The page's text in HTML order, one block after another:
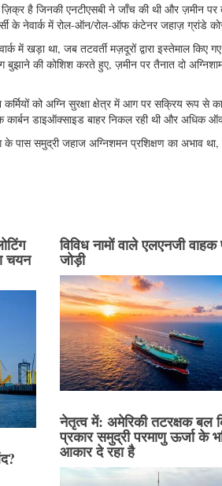
ज़िक्र है जिनकी एनटीएसबी ने जाँच की थी और ज़मीन
के नेवार्क में रोल-ऑन/रोल-ऑफ कंटेनर जहाज़ ग्रांडे
में खड़ा था, जब तटवर्ती मज़दूरों द्वारा इस्तेमाल
की कोशिश करते हुए, ज़मीन पर तैनात दो
को अग्नि सुरक्षा क्षेत्र में आग पर सक्रिय रूप से
डाइऑक्साइड बाहर निकल रही थी और अधिक
के पास समुद्री जहाज अग्निशमन प्रशिक्षण का अभाव
चयन
विविध नामों वाले एलएनजी वाहक
जोड़ी
नेतृत्व में: अमेरिकी तटरक्षक बल
प्रकार समुद्री परमाणु ऊर्जा के
आकार दे रहा है